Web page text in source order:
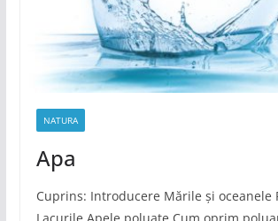
NATURA
Apa
Cuprins: Introducere Mările și oceanele